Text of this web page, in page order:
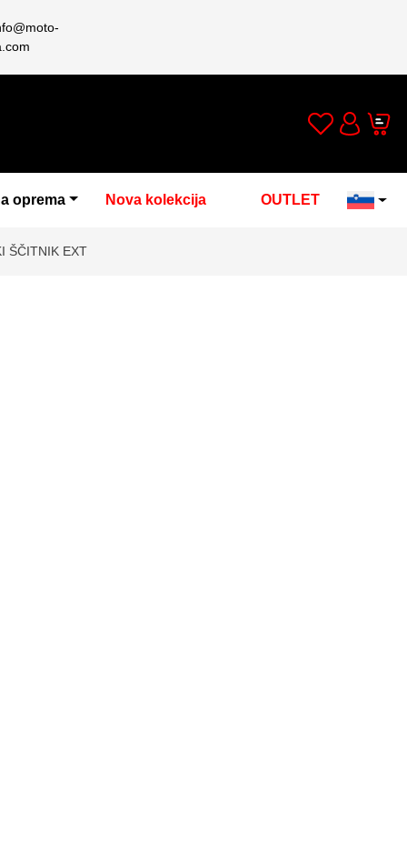
Wishlist
Cart
oprema Nova kolekcija OUTLET
ŠČITNIK EXT